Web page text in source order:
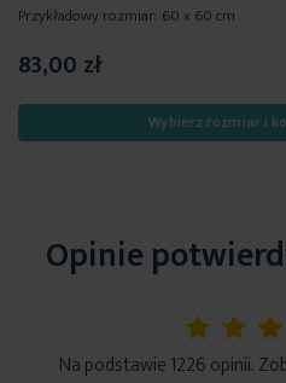
Przykładowy rozmiar: 60 x 60 cm
83,00 zł
Wybierz rozmiar i
Opinie
Na podstawie 1226 opinii.